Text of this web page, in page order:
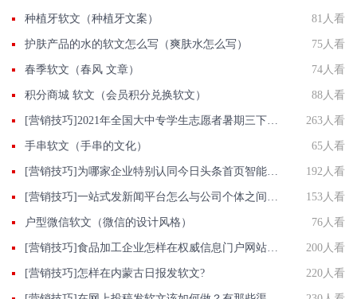
种植牙软文（种植牙文案） 81人看
护肤产品的水的软文怎么写（爽肤水怎么写） 75人看
春季软文（春风 文章） 74人看
积分商城 软文（会员积分兑换软文） 88人看
[营销技巧]2021年全国大中专学生志愿者暑期三下乡社会实践活动投稿指南 263人看
手串软文（手串的文化） 65人看
[营销技巧]为哪家企业特别认同今日头条首页智能推荐 192人看
[营销技巧]一站式发新闻平台怎么与公司个体之间树立信任？ 153人看
户型微信软文（微信的设计风格） 76人看
[营销技巧]食品加工企业怎样在权威信息门户网站发稿? 200人看
[营销技巧]怎样在内蒙古日报发软文? 220人看